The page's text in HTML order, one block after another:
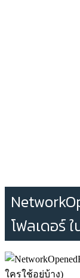
โฟลเดอร์